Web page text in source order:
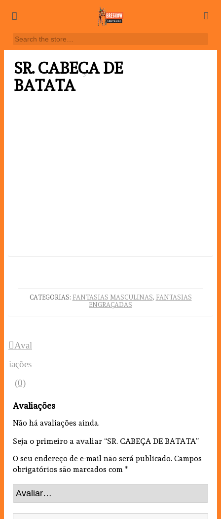
SR. CABEÇA DE
BATATA
CATEGORIAS: FANTASIAS MASCULINAS, FANTASIAS
ENGRAÇADAS
Aval
iações
(0)
Avaliações
Não há avaliações ainda.
Seja o primeiro a avaliar “SR. CABEÇA DE BATATA”
O seu endereço de e-mail não será publicado. Campos
obrigatórios são marcados com *